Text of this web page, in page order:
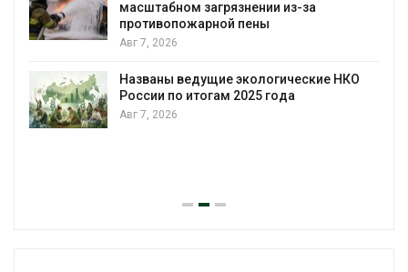
масштабном загрязнении из-за
противопожарной пены
Авг 7, 2026
Названы ведущие экологические НКО
России по итогам 2025 года
Авг 7, 2026